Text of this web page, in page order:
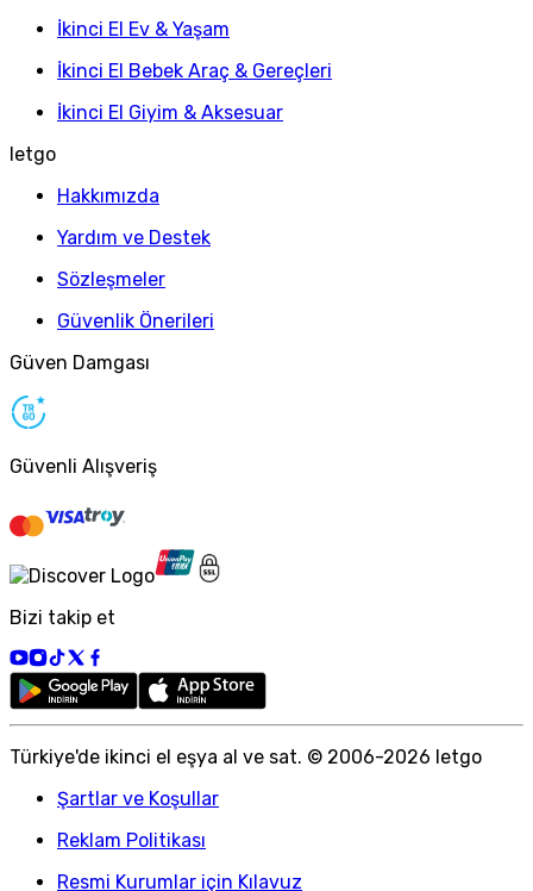
İkinci El Ev & Yaşam
İkinci El Bebek Araç & Gereçleri
İkinci El Giyim & Aksesuar
letgo
Hakkımızda
Yardım ve Destek
Sözleşmeler
Güvenlik Önerileri
Güven Damgası
Güvenli Alışveriş
Bizi takip et
Türkiye'de ikinci el eşya al ve sat. © 2006-2026 letgo
Şartlar ve Koşullar
Reklam Politikası
Resmi Kurumlar için Kılavuz